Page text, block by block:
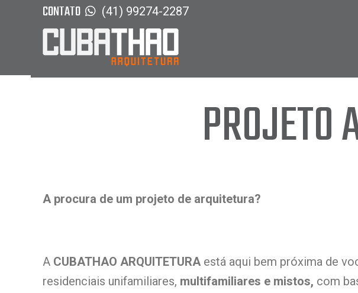
CONTATO (41) 99274-2287
PROJETO
A procura de um projeto de arquitetura?
A CUBATHAO ARQUITETURA está aqui bem próxima de
residenciais unifamiliares, multifamiliares e mistos, com